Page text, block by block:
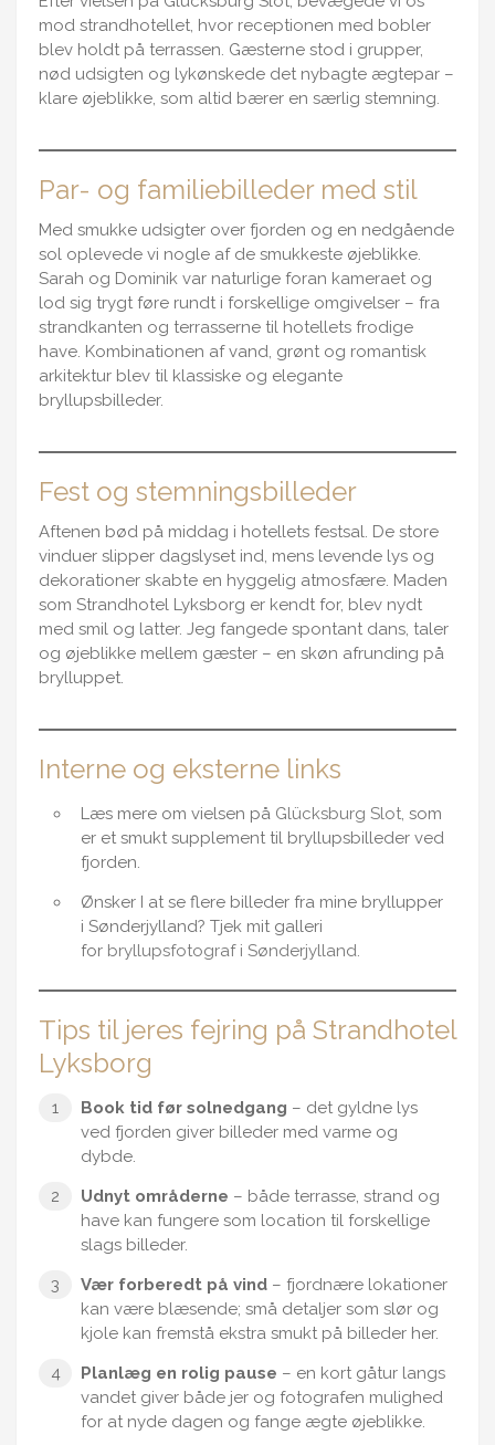
mod strandhotellet, hvor receptionen med bobler
blev holdt på terrassen. Gæsterne stod i grupper,
nød udsigten og lykønskede det nybagte ægtepar –
klare øjeblikke, som altid bærer en særlig stemning.
Par- og familiebilleder med stil
Med smukke udsigter over fjorden og en nedgående
sol oplevede vi nogle af de smukkeste øjeblikke.
Sarah og Dominik var naturlige foran kameraet og
lod sig trygt føre rundt i forskellige omgivelser – fra
strandkanten og terrasserne til hotellets frodige
have. Kombinationen af vand, grønt og romantisk
arkitektur blev til klassiske og elegante
bryllupsbilleder.
Fest og stemningsbilleder
Aftenen bød på middag i hotellets festsal. De store
vinduer slipper dagslyset ind, mens levende lys og
dekorationer skabte en hyggelig atmosfære. Maden
som Strandhotel Lyksborg er kendt for, blev nydt
med smil og latter. Jeg fangede spontant dans, taler
og øjeblikke mellem gæster – en skøn afrunding på
brylluppet.
Interne og eksterne links
Læs mere om vielsen på Glücksburg Slot, som
er et smukt supplement til bryllupsbilleder ved
fjorden.
Ønsker I at se flere billeder fra mine bryllupper
i Sønderjylland? Tjek mit galleri
for bryllupsfotograf i Sønderjylland.
Tips til jeres fejring på Strandhotel
Lyksborg
Book tid før solnedgang – det gyldne lys
ved fjorden giver billeder med varme og
dybde.
Udnyt områderne – både terrasse, strand og
have kan fungere som location til forskellige
slags billeder.
Vær forberedt på vind – fjordnære lokationer
kan være blæsende; små detaljer som slør og
kjole kan fremstå ekstra smukt på billeder her.
Planlæg en rolig pause – en kort gåtur langs
vandet giver både jer og fotografen mulighed
for at nyde dagen og fange ægte øjeblikke.